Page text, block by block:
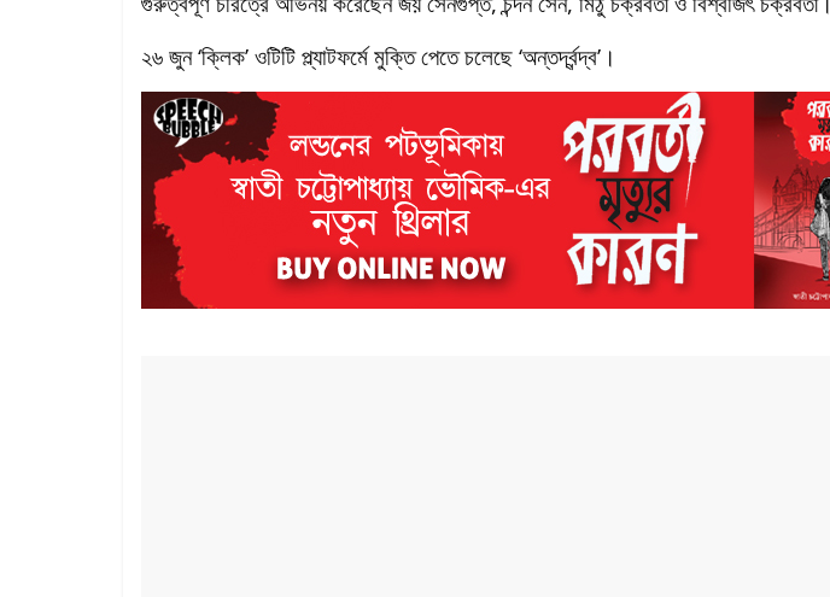
২৬ জুন ‘ক্লিক’ ওটিটি প্ল্যাটফর্মে মুক্তি পেতে চলেছে ‘অন্তর্দ্বন্দ্ব’।